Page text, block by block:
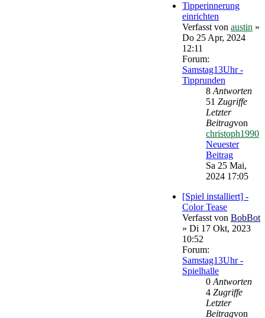
Tipperinnerung
einrichten
Verfasst von austin »
Do 25 Apr, 2024
12:11
Forum:
Samstag13Uhr -
Tipprunden
8 Antworten
51 Zugriffe
Letzter
Beitragvon
christoph1990
Neuester
Beitrag
Sa 25 Mai,
2024 17:05
[Spiel installiert] -
Color Tease
Verfasst von BobBot
» Di 17 Okt, 2023
10:52
Forum:
Samstag13Uhr -
Spielhalle
0 Antworten
4 Zugriffe
Letzter
Beitragvon